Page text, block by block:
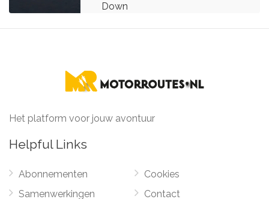
Down
Het platform voor jouw avontuur
Helpful Links
Abonnementen
Samenwerkingen
Cookies
Contact